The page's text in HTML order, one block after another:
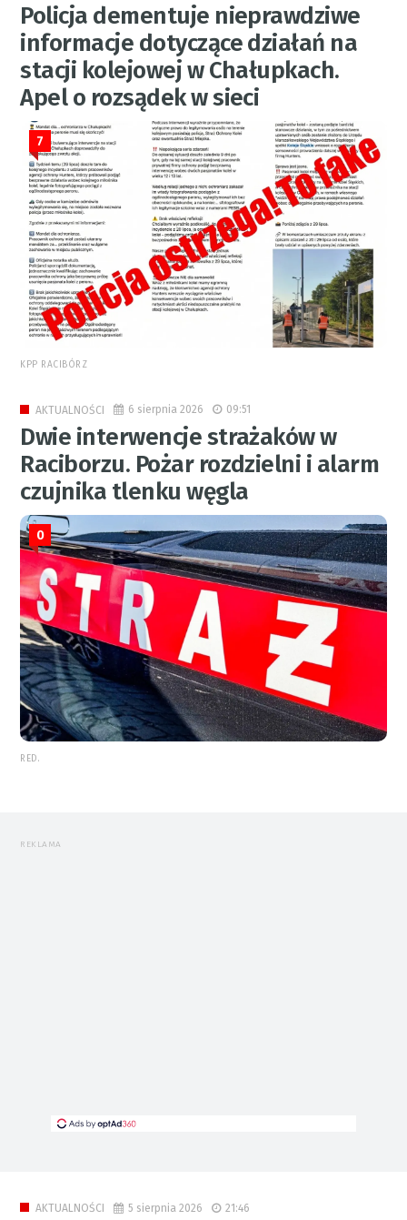
Policja dementuje nieprawdziwe
informacje dotyczące działań na
stacji kolejowej w Chałupkach.
Apel o rozsądek w sieci
7
KPP RACIBÓRZ
AKTUALNOŚCI 6 sierpnia 2026 09:51
Dwie interwencje strażaków w
Raciborzu. Pożar rozdzielni i alarm
czujnika tlenku węgla
0
RED.
REKLAMA
AKTUALNOŚCI 5 sierpnia 2026 21:46